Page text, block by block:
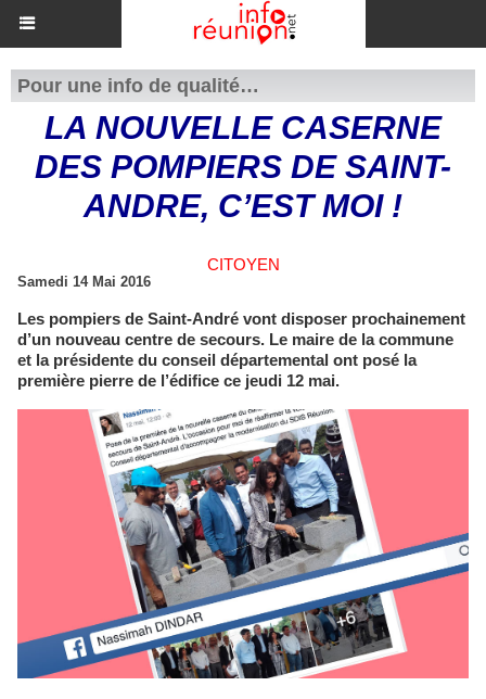
Pour une info de qualité…
LA NOUVELLE CASERNE
DES POMPIERS DE SAINT-
ANDRE, C’EST MOI !
CITOYEN
Samedi 14 Mai 2016
Les pompiers de Saint-André vont disposer prochainement
d’un nouveau centre de secours. Le maire de la commune
et la présidente du conseil départemental ont posé la
première pierre de l’édifice ce jeudi 12 mai.